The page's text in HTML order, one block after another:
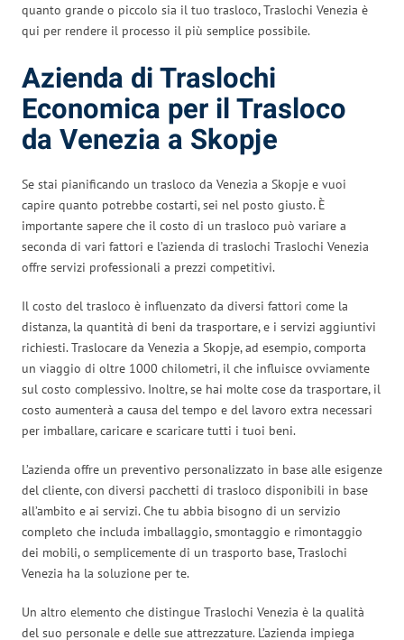
quanto grande o piccolo sia il tuo trasloco, Traslochi Venezia è
qui per rendere il processo il più semplice possibile.
Azienda di Traslochi
Economica per il Trasloco
da Venezia a Skopje
Se stai pianificando un trasloco da Venezia a Skopje e vuoi
capire quanto potrebbe costarti, sei nel posto giusto. È
importante sapere che il costo di un trasloco può variare a
seconda di vari fattori e l’azienda di traslochi Traslochi Venezia
offre servizi professionali a prezzi competitivi.
Il costo del trasloco è influenzato da diversi fattori come la
distanza, la quantità di beni da trasportare, e i servizi aggiuntivi
richiesti. Traslocare da Venezia a Skopje, ad esempio, comporta
un viaggio di oltre 1000 chilometri, il che influisce ovviamente
sul costo complessivo. Inoltre, se hai molte cose da trasportare, il
costo aumenterà a causa del tempo e del lavoro extra necessari
per imballare, caricare e scaricare tutti i tuoi beni.
L’azienda offre un preventivo personalizzato in base alle esigenze
del cliente, con diversi pacchetti di trasloco disponibili in base
all’ambito e ai servizi. Che tu abbia bisogno di un servizio
completo che includa imballaggio, smontaggio e rimontaggio
dei mobili, o semplicemente di un trasporto base, Traslochi
Venezia ha la soluzione per te.
Un altro elemento che distingue Traslochi Venezia è la qualità
del suo personale e delle sue attrezzature. L’azienda impiega